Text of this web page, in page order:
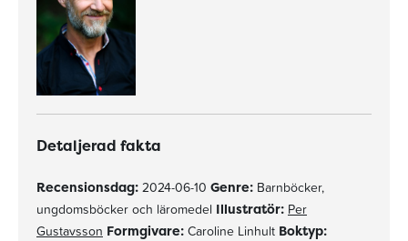
Detaljerad fakta
Recensionsdag: 2024-06-10 Genre: Barnböcker,
ungdomsböcker och läromedel Illustratör: Per
Gustavsson Formgivare: Caroline Linhult Boktyp: